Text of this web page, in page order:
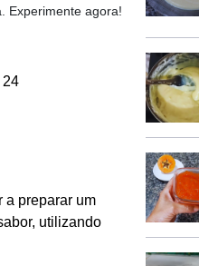
Experimente agora!
24
a preparar um
utilizando